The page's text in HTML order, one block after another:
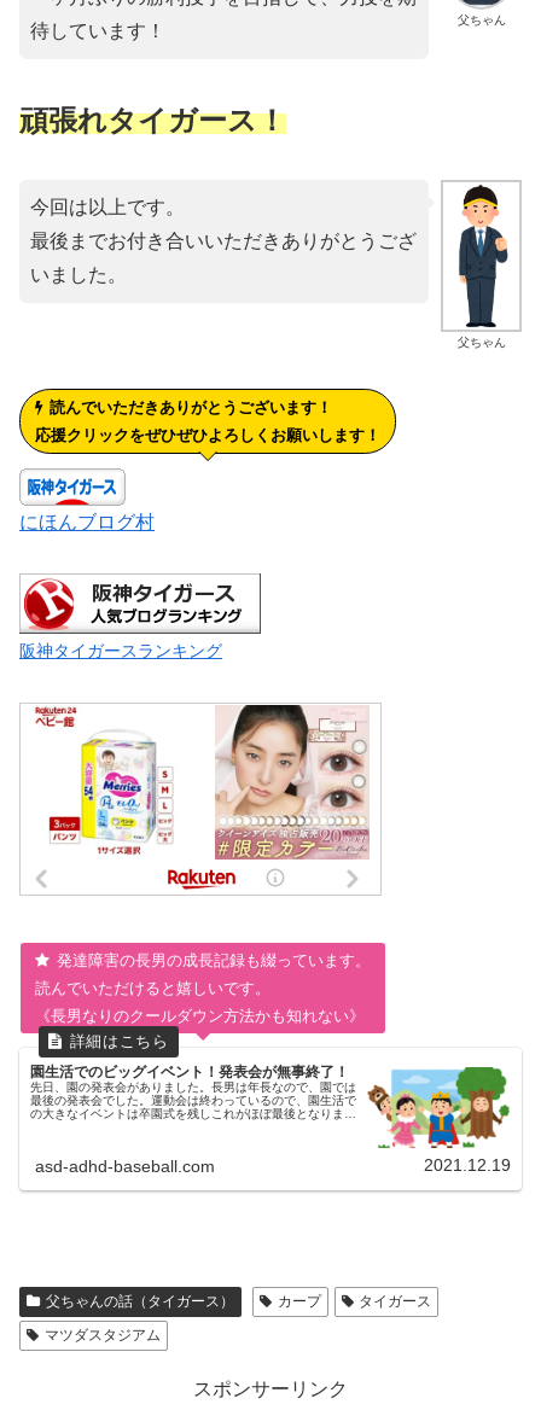
父ちゃん
待しています！
頑張れタイガース！
父ちゃん
今回は以上です。
最後までお付き合いいただきありがとうござ
いました。
読んでいただきありがとうございます！
応援クリックをぜひぜひよろしくお願いします！
にほんブログ村
阪神タイガースランキング
発達障害の長男の成長記録も綴っています。
読んでいただけると嬉しいです。
《長男なりのクールダウン方法かも知れない》
園生活でのビッグイベント！発表会が無事終了！
先日、園の発表会がありました。長男は年長なので、園では
最後の発表会でした。運動会は終わっているので、園生活で
の大きなイベントは卒園式を残しこれがほぼ最後となりまし
asd-adhd-baseball.com 2021.12.19
父ちゃんの話（タイガース） カープ
タイガース
マツダスタジアム
スポンサーリンク